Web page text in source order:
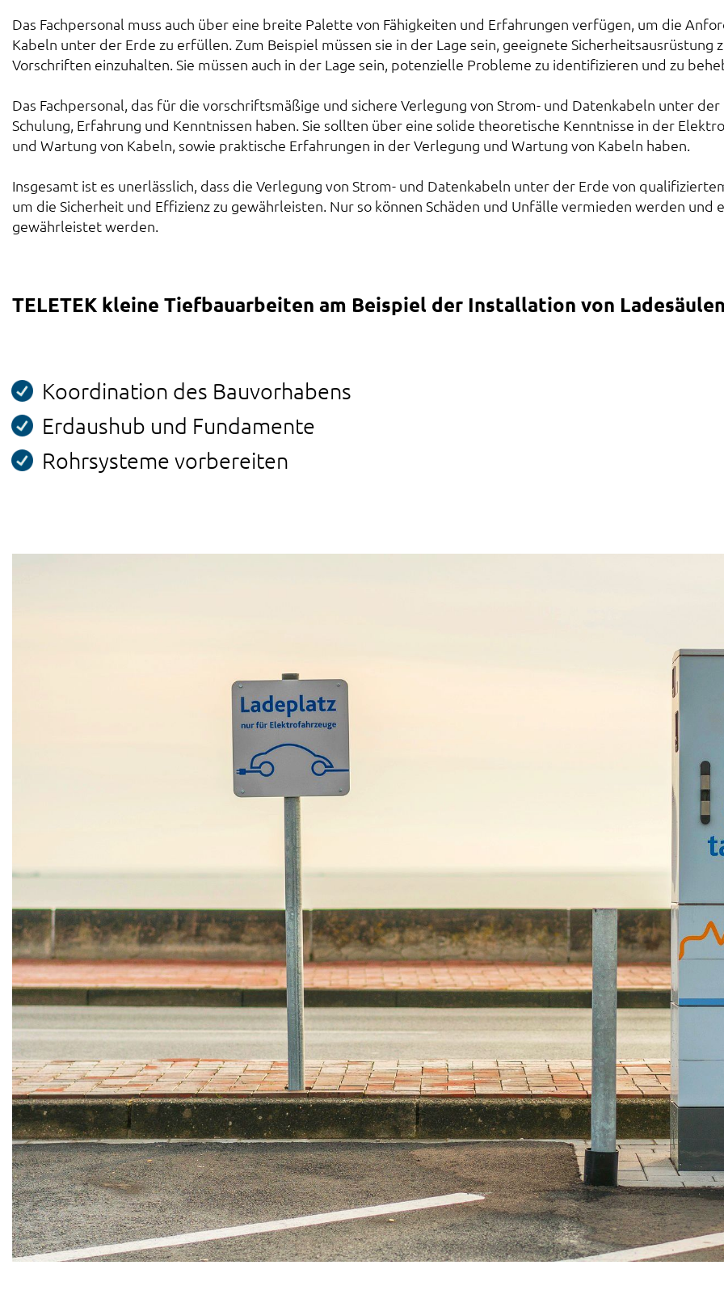
Das Fachpersonal muss auch über eine breite Palette von Fähigkeiten und Erfahrungen verfügen, um die
Kabeln unter der Erde zu erfüllen. Zum Beispiel müssen sie in der Lage sein, geeignete
Vorschriften einzuhalten. Sie müssen auch in der Lage sein, potenzielle Probleme zu identifizieren und zu
Das Fachpersonal, das für die vorschriftsmäßige und sichere Verlegung von Strom- und Datenkabeln unter
Schulung, Erfahrung und Kenntnissen haben. Sie sollten über eine solide theoretische Kenntnisse in der
und Wartung von Kabeln, sowie praktische Erfahrungen in der Verlegung und Wartung von Kabeln haben.
Insgesamt ist es unerlässlich, dass die Verlegung von Strom- und Datenkabeln unter der Erde von
um die Sicherheit und Effizienz zu gewährleisten. Nur so können Schäden und Unfälle vermieden werden
gewährleistet werden.
TELETEK kleine Tiefbauarbeiten am Beispiel der Installation von
Koordination des Bauvorhabens
Erdaushub und Fundamente
Rohrsysteme vorbereiten